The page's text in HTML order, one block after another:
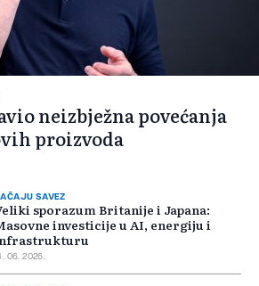
neizbježna povećanja
proizvoda
SAVEZ
sporazum Britanije i Japana:
investicije u AI, energiju i
06. 2026.